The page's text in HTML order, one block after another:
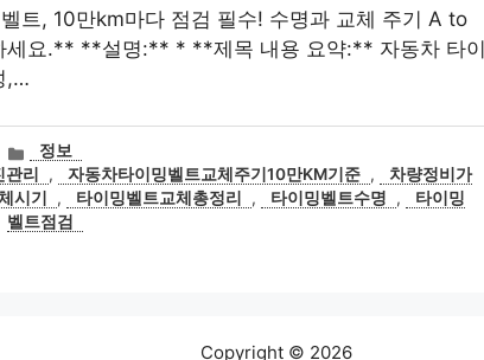
트, 10만km마다 점검 필수! 수명과 교체 주기 A to
세요.** **설명:** * **제목 내용 요약:** 자동차 타이
,…
카
테
고
리
정보
리 , 자동차타이밍벨트교체주기10만KM기준 ,
차량정비가
시기 , 타이밍벨트교체총정리 , 타이밍벨트수명 ,
타이밍
벨트점검
Copyright © 2026